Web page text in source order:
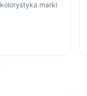
kolorystyka marki